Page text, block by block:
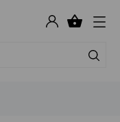
